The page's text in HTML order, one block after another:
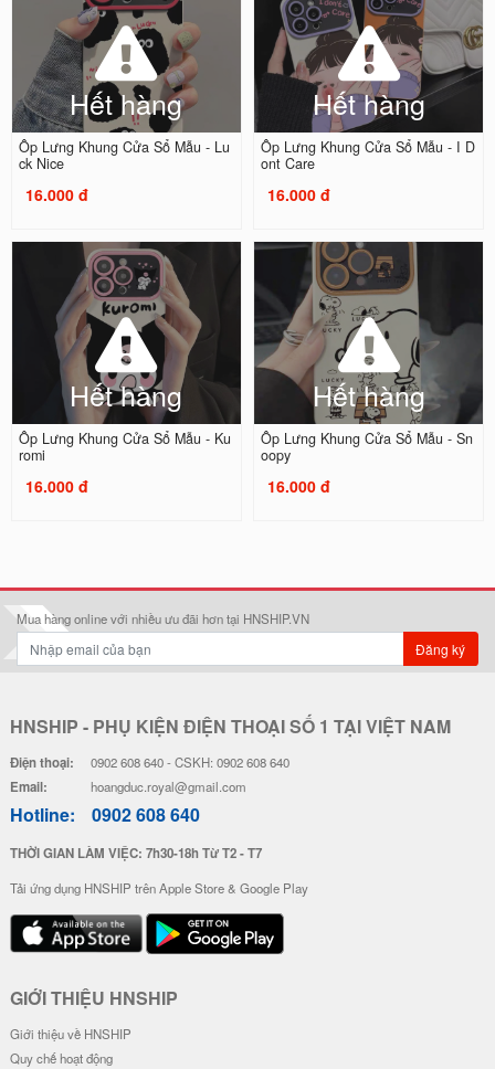
Hết hàng
Ốp Lưng Khung Cửa Sổ Mẫu - Lu
ck Nice
16.000 đ
Hết hàng
Ốp Lưng Khung Cửa Sổ Mẫu - I D
ont Care
16.000 đ
Hết hàng
Ốp Lưng Khung Cửa Sổ Mẫu - Ku
romi
16.000 đ
Hết hàng
Ốp Lưng Khung Cửa Sổ Mẫu - Sn
oopy
16.000 đ
Mua hàng online với nhiều ưu đãi hơn tại HNSHIP.VN
Đăng ký
HNSHIP - PHỤ KIỆN ĐIỆN THOẠI SỐ 1 TẠI VIỆT NAM
Điện thoại: 0902 608 640 - CSKH: 0902 608 640
Email: hoangduc.royal@gmail.com
Hotline: 0902 608 640
THỜI GIAN LÀM VIỆC: 7h30-18h Từ T2 - T7
Tải ứng dụng HNSHIP trên Apple Store & Google Play
GIỚI THIỆU HNSHIP
Giới thiệu về HNSHIP
Quy chế hoạt động